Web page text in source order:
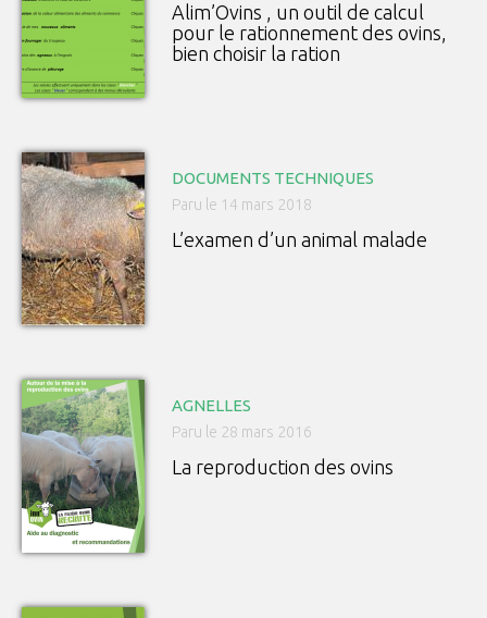
Alim’Ovins , un outil de calcul
pour le rationnement des ovins,
bien choisir la ration
DOCUMENTS TECHNIQUES
Paru le 14 mars 2018
L’examen d’un animal malade
AGNELLES
Paru le 28 mars 2016
La reproduction des ovins